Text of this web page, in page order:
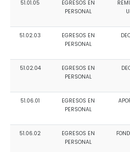
Convocatorias
GESTIÓN ADMINISTRATIVA
Plan Anual
Convenios Institucionales
PRESUPUESTO: EJECUCIÓN Y
Cédulas
51.01.05
EGRESOS EN
PERSONAL
51.02.03
EGRESOS EN
PERSONAL
51.02.04
EGRESOS EN
PERSONAL
51.06.01
EGRESOS EN
PERSONAL
51.06.02
EGRESOS EN
PERSONAL